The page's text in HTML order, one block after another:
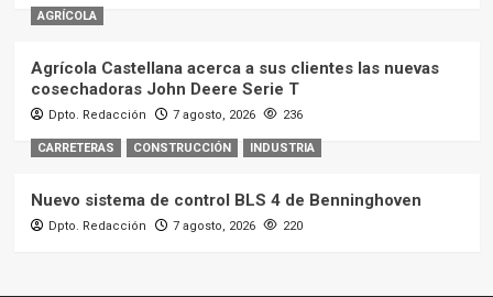
AGRÍCOLA
Agrícola Castellana acerca a sus clientes las nuevas
cosechadoras John Deere Serie T
Dpto. Redacción 7 agosto, 2026 236
CARRETERAS CONSTRUCCIÓN INDUSTRIA
Nuevo sistema de control BLS 4 de Benninghoven
Dpto. Redacción 7 agosto, 2026 220